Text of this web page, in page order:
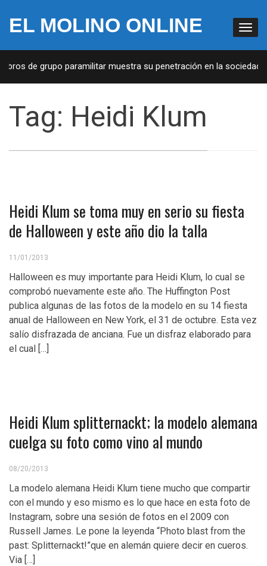
EL MOLINO ONLINE
de grupo paramilitar muestra su penetración en la sociedad
Tag: Heidi Klum
Heidi Klum se toma muy en serio su fiesta
de Halloween y este año dio la talla
11/01/2013
Halloween es muy importante para Heidi Klum, lo cual se
comprobó nuevamente este año. The Huffington Post
publica algunas de las fotos de la modelo en su 14 fiesta
anual de Halloween en New York, el 31 de octubre. Esta vez
salío disfrazada de anciana. Fue un disfraz elaborado para
el cual […]
Heidi Klum splitternackt; la modelo alemana
cuelga su foto como vino al mundo
08/20/2013
La modelo alemana Heidi Klum tiene mucho que compartir
con el mundo y eso mismo es lo que hace en esta foto de
Instagram, sobre una sesión de fotos en el 2009 con
Russell James. Le pone la leyenda “Photo blast from the
past: Splitternackt!”que en alemán quiere decir en cueros.
Via […]